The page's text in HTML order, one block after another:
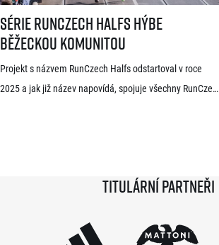
Série RunCzech Halfs hýbe
běžeckou komunitou
Projekt s názvem RunCzech Halfs odstartoval v roce
2025 a jak již název napovídá, spojuje všechny RunCzech
sezónu a od startu tak uběhlo teprve 18 měsíců,
Série RunCzech Halfs hýbe běžeckou komunitou
Titulární partneři